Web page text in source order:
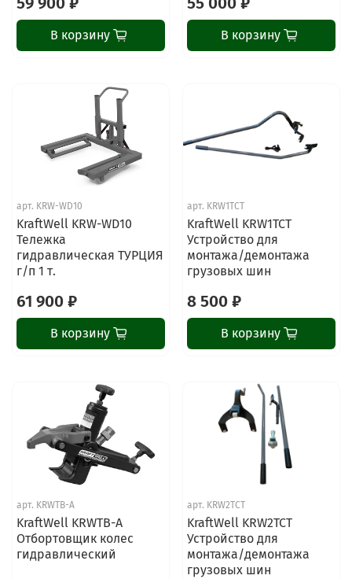
В корзину В корзину
арт. KRW-WD10
KraftWell KRW-WD10
Тележка
гидравлическая ТУРЦИЯ
г/п 1 т.
61 900 ₽
В корзину
арт. KRW1TCT
KraftWell KRW1TCT
Устройство для
монтажа/демонтажа
грузовых шин
8 500 ₽
В корзину
арт. KRWTB-A
KraftWell KRWTB-A
Отбортовщик колес
гидравлический
арт. KRW2TCT
KraftWell KRW2TCT
Устройство для
монтажа/демонтажа
грузовых шин